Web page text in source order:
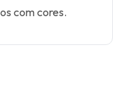
com cores.